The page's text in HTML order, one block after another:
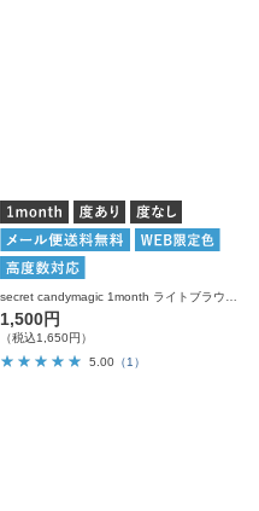
1,500円
（税込1,650円）
5.00 （1）